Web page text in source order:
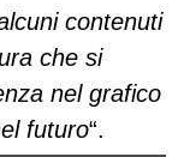
contenuti
che si
nel grafico
futuro“.